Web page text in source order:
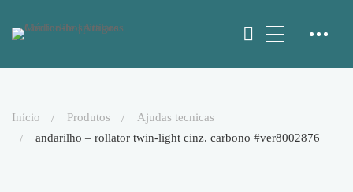
início produtos
ajudas tecnicas
andarilho – rollator twin-light cinz. carbono #ver8002876